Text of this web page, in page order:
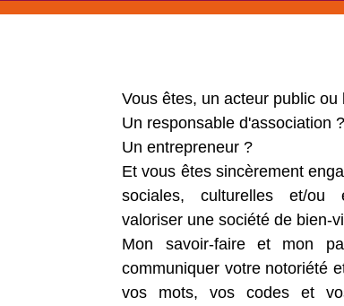
Vous êtes, un acteur public ou
Un responsable d'association ?
Un entrepreneur ?
Et vous êtes sincèrement
sociales, culturelles et/ou
valoriser une société de bien-
Mon savoir-faire et mon
communiquer votre notoriété
vos mots, vos codes et